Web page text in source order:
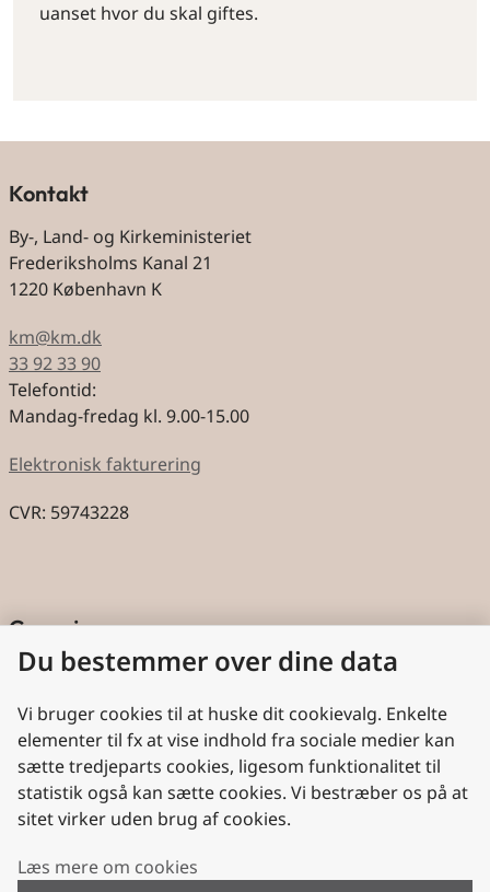
uanset hvor du skal giftes.
Kontakt
By-, Land- og Kirkeministeriet
Frederiksholms Kanal 21
1220 København K
km@km.dk
33 92 33 90
Telefontid:
Mandag-fredag kl. 9.00-15.00
Elektronisk fakturering
CVR: 59743228
Genveje
Cookies
Aktindsigt
Persondatabeskyttelse
Nyttige links
Plan- og Landdistriktsstyrelsen
Du bestemmer over dine data
Vi bruger cookies til at huske dit cookievalg. Enkelte
elementer til fx at vise indhold fra sociale medier kan
sætte tredjeparts cookies, ligesom funktionalitet til
statistik også kan sætte cookies. Vi bestræber os på at
sitet virker uden brug af cookies.
Læs mere om cookies